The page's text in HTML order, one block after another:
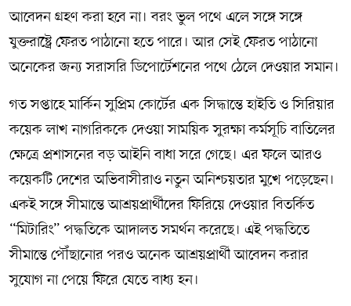
আবেদন গ্রহণ করা হবে না। বরং ভুল পথে এলে সঙ্গে সঙ্গে
যুক্তরাষ্ট্রে ফেরত পাঠানো হতে পারে। আর সেই ফেরত পাঠানো
অনেকের জন্য সরাসরি ডিপোর্টেশনের পথে ঠেলে দেওয়ার সমান।
গত সপ্তাহে মার্কিন সুপ্রিম কোর্টের এক সিদ্ধান্তে হাইতি ও সিরিয়ার
কয়েক লাখ নাগরিককে দেওয়া সাময়িক সুরক্ষা কর্মসূচি বাতিলের
ক্ষেত্রে প্রশাসনের বড় আইনি বাধা সরে গেছে। এর ফলে আরও
কয়েকটি দেশের অভিবাসীরাও নতুন অনিশ্চয়তার মুখে পড়েছেন।
একই সঙ্গে সীমান্তে আশ্রয়প্রার্থীদের ফিরিয়ে দেওয়ার বিতর্কিত
“মিটারিং” পদ্ধতিকে আদালত সমর্থন করেছে। এই পদ্ধতিতে
সীমান্তে পৌঁছানোর পরও অনেক আশ্রয়প্রার্থী আবেদন করার
সুযোগ না পেয়ে ফিরে যেতে বাধ্য হন।